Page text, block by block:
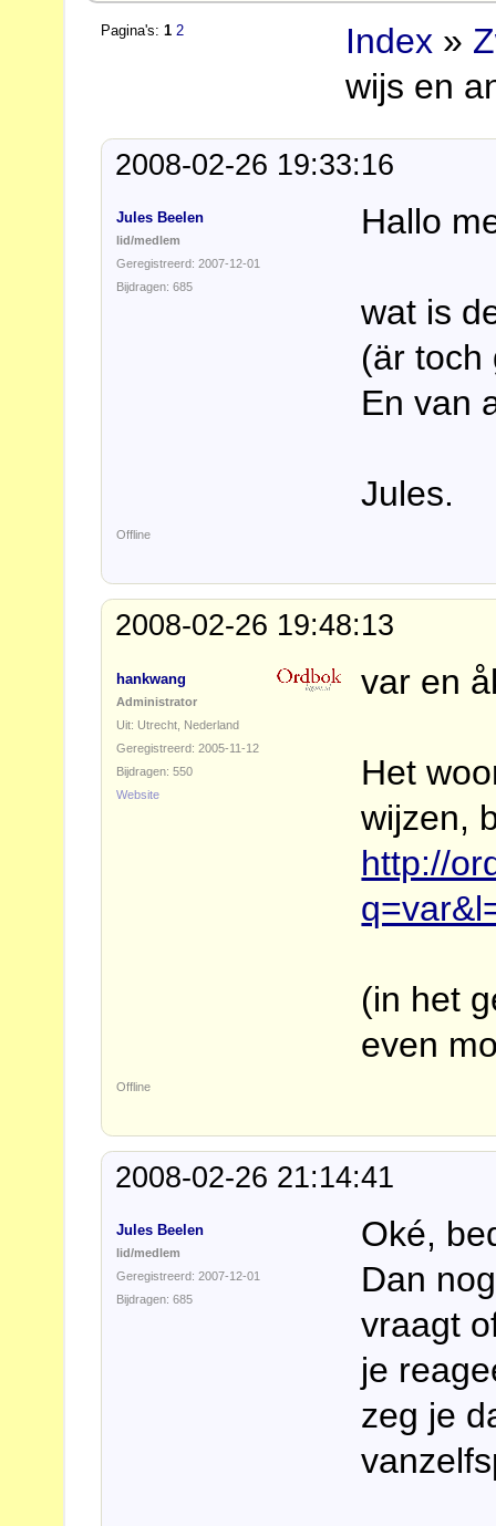
Pagina's:1 2 Index »
wijs en
2008-02-26 19:33:16
Jules Beelen
lid/medlem
Geregistreerd: 2007-12-01
Bijdragen: 685
Hallo
wat is
(är toch
En van
Jules.
Offline
2008-02-26 19:48:13
hankwang
Administrator
Uit: Utrecht, Nederland
Geregistreerd: 2005-11-12
Bijdragen: 550
Website
var en
Het
wijzen,
http://
(in het
even
Offline
2008-02-26 21:14:41
Jules Beelen
lid/medlem
Geregistreerd: 2007-12-01
Bijdragen: 685
Oké,
Dan
vraagt
je
zeg je